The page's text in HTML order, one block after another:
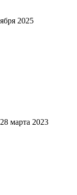
2025
28 марта 2023